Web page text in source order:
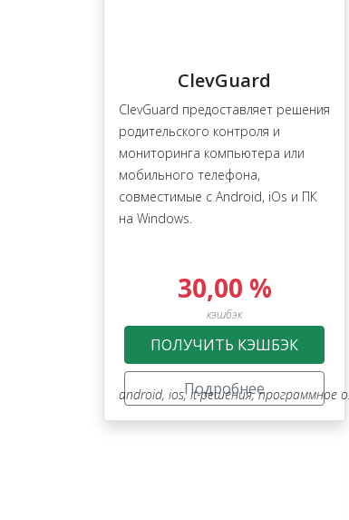
ClevGuard
ClevGuard предоставляет решения
родительского контроля и
мониторинга компьютера или
мобильного телефона,
совместимые с Android, iOs и ПК
на Windows.
android, ios, it-решения,программное обеспечение
30,00 %
кэшбэк
ПОЛУЧИТЬ КЭШБЭК
Подробнее